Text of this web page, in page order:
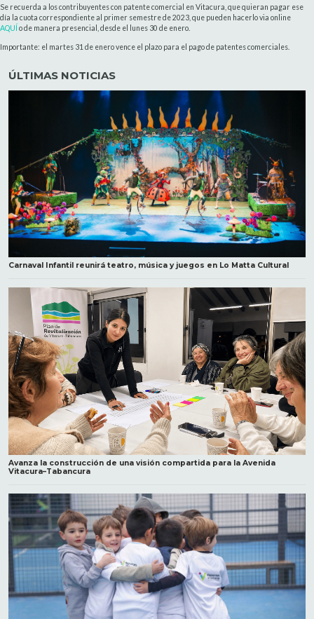
Se recuerda a los contribuyentes con patente comercial en Vitacura, que quieran pagar ese
día la cuota correspondiente al primer semestre de 2023, que pueden hacerlo via online
AQUÍ o de manera presencial, desde el lunes 30 de enero.
Importante: el martes 31 de enero vence el plazo para el pago de patentes comerciales.
ÚLTIMAS NOTICIAS
Carnaval Infantil reunirá teatro, música y juegos en Lo Matta Cultural
Avanza la construcción de una visión compartida para la Avenida
Vitacura–Tabancura